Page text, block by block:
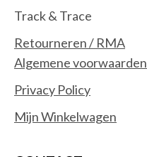
Track & Trace
Retourneren / RMA
Algemene voorwaarden
Privacy Policy
Mijn Winkelwagen